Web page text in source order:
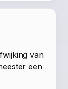
van
een